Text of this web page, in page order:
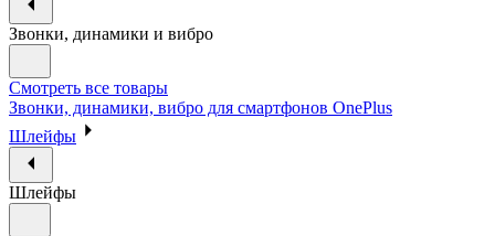
Звонки, динамики и вибро
Смотреть все товары
Звонки, динамики, вибро для смартфонов OnePlus
Шлейфы
Шлейфы